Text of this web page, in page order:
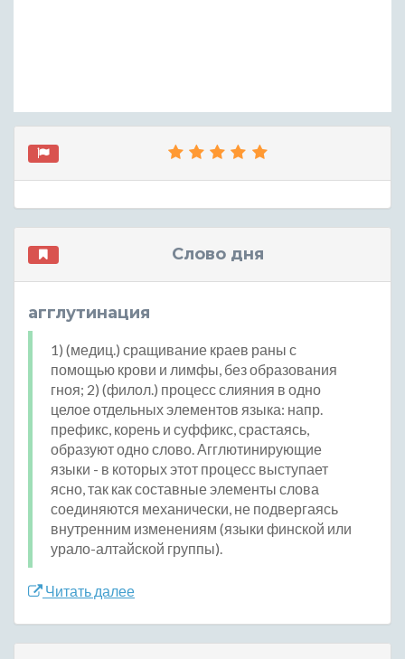
Слово дня
агглутинация
1) (медиц.) сращивание краев раны с
помощью крови и лимфы, без образования
гноя; 2) (филол.) процесс слияния в одно
целое отдельных элементов языка: напр.
префикс, корень и суффикс, срастаясь,
образуют одно слово. Агглютинирующие
языки - в которых этот процесс выступает
ясно, так как составные элементы слова
соединяются механически, не подвергаясь
внутренним изменениям (языки финской или
урало-алтайской группы).
Читать далее